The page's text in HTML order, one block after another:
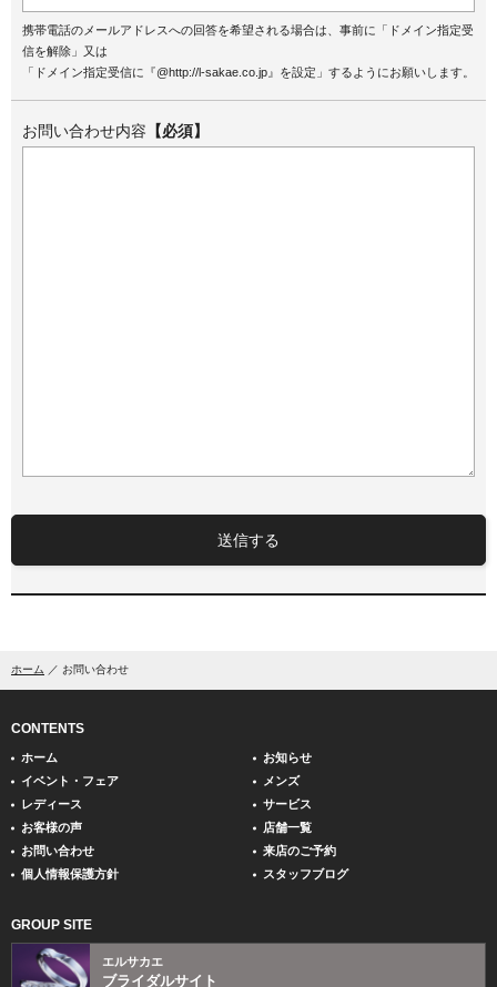
携帯電話のメールアドレスへの回答を希望される場合は、事前に「ドメイン指定受
信を解除」又は
「ドメイン指定受信に『@http://l-sakae.co.jp』を設定」するようにお願いします。
お問い合わせ内容 【必須】
送信する
ホーム お問い合わせ
CONTENTS
ホーム
お知らせ
イベント・フェア
メンズ
レディース
サービス
お客様の声
店舗一覧
お問い合わせ
来店のご予約
個人情報保護方針
スタッフブログ
GROUP SITE
エルサカエ
ブライダルサイト